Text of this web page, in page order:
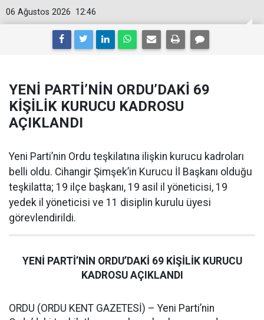
12:46
06 Ağustos 2026
YENİ PARTİ’NİN ORDU’DAKİ 69
KİŞİLİK KURUCU KADROSU
AÇIKLANDI
Yeni Parti’nin Ordu teşkilatına ilişkin kurucu kadroları
belli oldu. Cihangir Şimşek’in Kurucu İl Başkanı olduğu
teşkilatta; 19 ilçe başkanı, 19 asil il yöneticisi, 19
yedek il yöneticisi ve 11 disiplin kurulu üyesi
görevlendirildi.
YENİ PARTİ’NİN ORDU’DAKİ 69 KİŞİLİK KURUCU
KADROSU AÇIKLANDI
ORDU (ORDU KENT GAZETESİ) – Yeni Parti’nin